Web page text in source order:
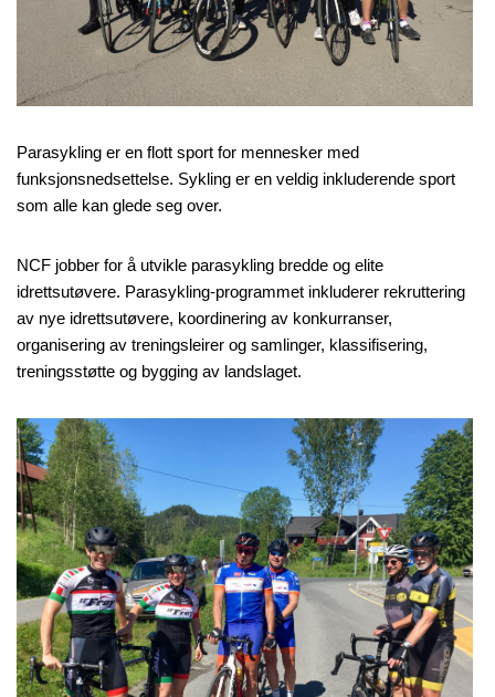
bli
en
Parasykling er en flott sport for mennesker med
funksjonsnedsettelse. Sykling er en veldig inkluderende sport
som alle kan glede seg over.
NCF jobber for å utvikle parasykling bredde og elite
idrettsutøvere. Parasykling-programmet inkluderer rekruttering
av nye idrettsutøvere, koordinering av konkurranser,
organisering av treningsleirer og samlinger, klassifisering,
treningsstøtte og bygging av landslaget.